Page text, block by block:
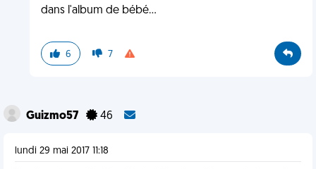
dans l'album de bébé...
6 7
Guizmo57 46
lundi 29 mai 2017 11:18